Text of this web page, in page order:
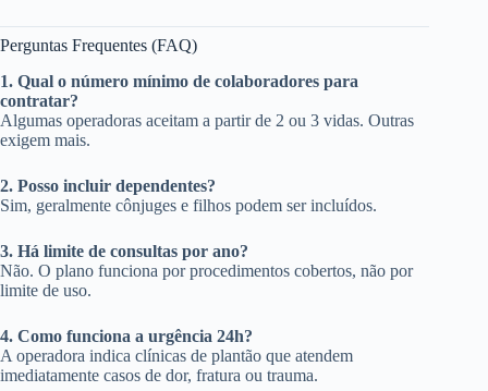
Perguntas Frequentes (FAQ)
1. Qual o número mínimo de colaboradores para
contratar?
Algumas operadoras aceitam a partir de 2 ou 3 vidas. Outras
exigem mais.
2. Posso incluir dependentes?
Sim, geralmente cônjuges e filhos podem ser incluídos.
3. Há limite de consultas por ano?
Não. O plano funciona por procedimentos cobertos, não por
limite de uso.
4. Como funciona a urgência 24h?
A operadora indica clínicas de plantão que atendem
imediatamente casos de dor, fratura ou trauma.